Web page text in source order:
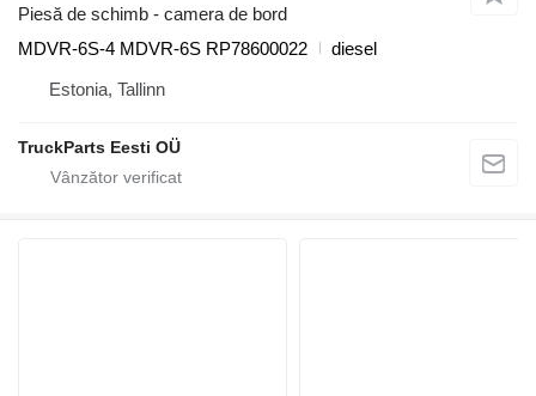
Piesă de schimb - camera de bord
MDVR-6S-4 MDVR-6S RP78600022
diesel
Estonia, Tallinn
TruckParts Eesti OÜ